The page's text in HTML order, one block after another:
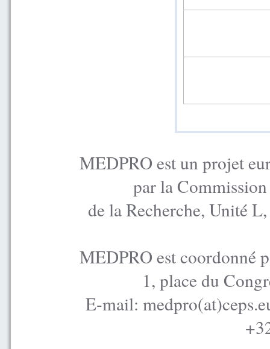
MEDPRO est un projet
par la
de la Recherche, Unité
MEDPRO est coordonné
1, place du
E-mail: